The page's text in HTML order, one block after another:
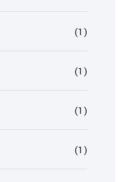
(1)
(1)
(1)
(1)